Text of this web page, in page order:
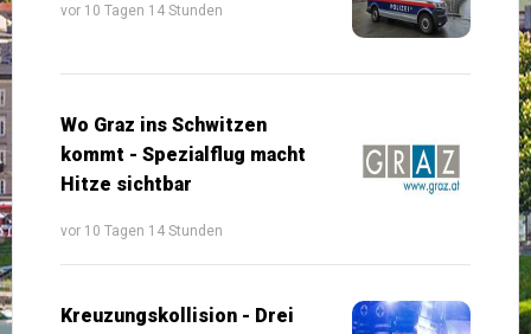
vor 10 Tagen 14 Stunden
Wo Graz ins Schwitzen
kommt - Spezialflug macht
Hitze sichtbar
vor 10 Tagen 14 Stunden
Kreuzungskollision - Drei